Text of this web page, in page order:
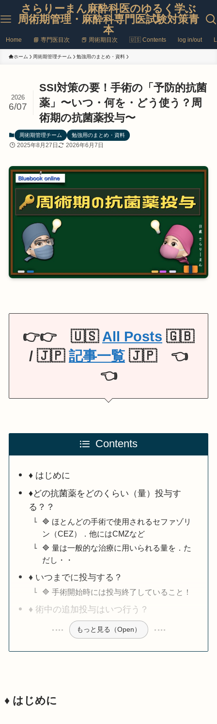
さらりーまん麻酔科医のゆるく学ぶ
周術期管理・麻酔科専門医試験対策青
本
Home 📘 専門医目次 📕 周術期目次 🇺🇸 Contents log in/out
ホーム 周術期管理チーム 勉強用のまとめ・資料
SSI対策の要！手術の「予防的抗菌
薬」〜いつ・何を・どう使う？周
術期の抗菌薬投与〜
2026
6/07
周術期管理チーム 勉強用のまとめ・資料
2025年8月27日 2026年6月7日
👉👉 🇺🇸 All Posts 🇬🇧
/ 🇯🇵 記事一覧 🇯🇵 👈
👈
Contents
♦️ はじめに
♦️どの抗菌薬をどのくらい（量）投与す
る？？
🔷 ほとんどの手術で使用されるセファゾリ
ン（CEZ）．他にはCMZなど
🔷 量は一般的な治療に用いられる量を．た
だし・・
♦️ いつまでに投与する？
🔷 手術開始時には投与終了していること！
♦️ 術中の追加投与はいつ行う？
もっと見る（Open）
♦️ はじめに